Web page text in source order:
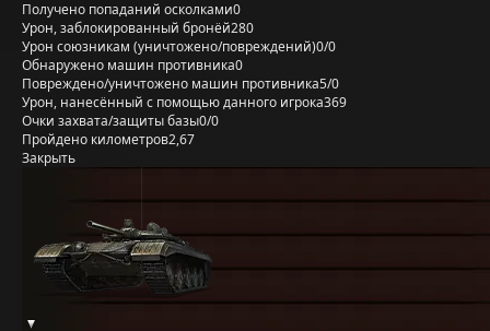
Получено попаданий осколками0
Урон, заблокированный бронёй280
Урон союзникам (уничтожено/повреждений)0/0
Обнаружено машин противника0
Повреждено/уничтожено машин противника5/0
Урон, нанесённый с помощью данного игрока369
Очки захвата/защиты базы0/0
Пройдено километров2,67
Закрыть